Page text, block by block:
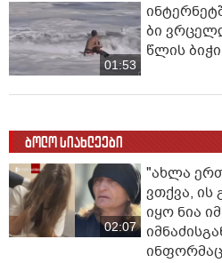
01:53
ბი
წლის
ბოლო სიახლეები
02:07
"ახლა
ვთქვა,
იყო ნია